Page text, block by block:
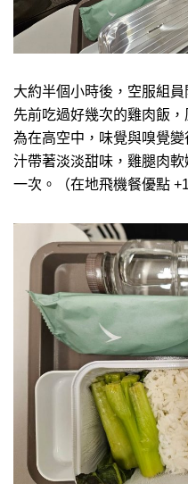
大約半個小時後，空服組
先前吃過好幾次的雞肉飯
為在高空中，味覺與嗅覺
汁帶著淡淡甜味，雞腿肉
一次。（在地飛機餐優點 +1